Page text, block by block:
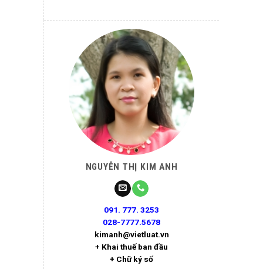
NGUYỄN THỊ KIM ANH
091. 777. 3253
028-7777.5678
kimanh@vietluat.vn
+ Khai thuế ban đầu
+ Chữ ký số